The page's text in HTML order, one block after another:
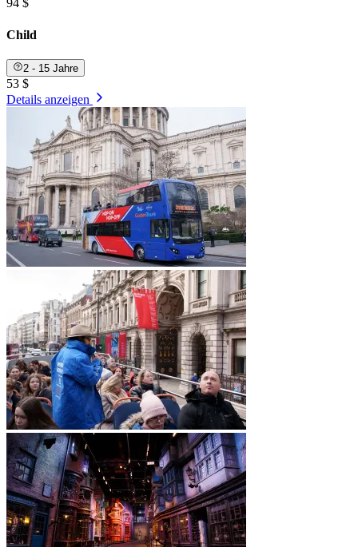
94 $
Child
2 - 15 Jahre
53 $
Details anzeigen